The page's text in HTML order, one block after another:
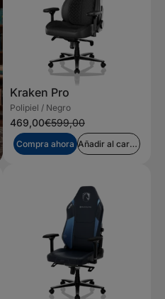
Kraken Pro
Polipiel / Negro
469,00€599,00
Compra ahora Añadir al carrito